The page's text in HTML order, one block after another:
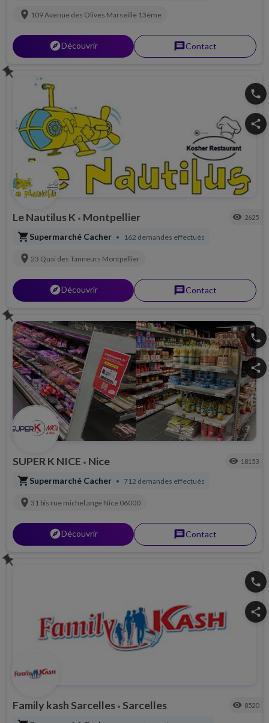
location_on 109 Avenue des Olives Marseille 13ème
explorerDécouvrir messageContact
phone
share
Le Nautilus K • Montpellier visibility 2625
shopping_cartSupermarché Cacher • 162 demandes effectués
location_on 23 Quai des Tanneurs Montpellier
explorerDécouvrir messageContact
phone
share
SUPER K NICE • Nice visibility 18153
shopping_cartSupermarché Cacher • 712 demandes effectués
location_on 31 bis rue michel ange Nice 06000
explorerDécouvrir messageContact
phone
share
Family kash Sarcelles • Sarcelles visibility 8520